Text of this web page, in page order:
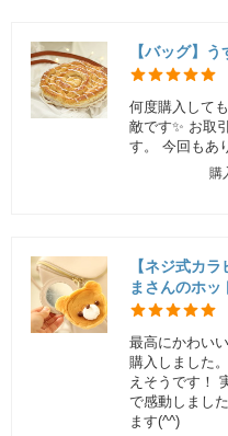
【バッグ】
何度購入して
敵です✨️ お取
す。 今回もあ
【ネジ式カ
まさんのホッ
最高にかわい
購入しました
えそうです！
で感動しまし
ます(^^)